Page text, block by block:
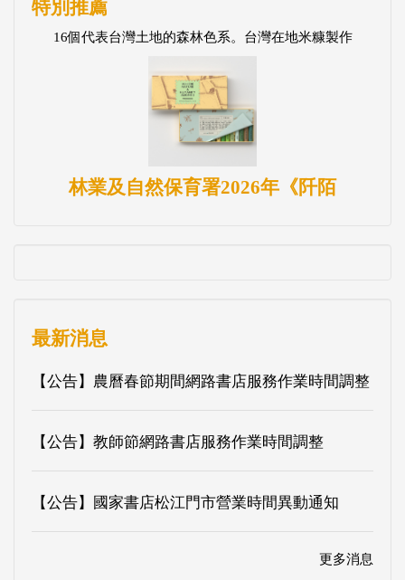
特別推薦
16個代表台灣土地的森林色系。台灣在地米糠製作
林業及自然保育署2026年《阡陌
最新消息
【公告】農曆春節期間網路書店服務作業時間調整
【公告】教師節網路書店服務作業時間調整
【公告】國家書店松江門市營業時間異動通知
更多消息